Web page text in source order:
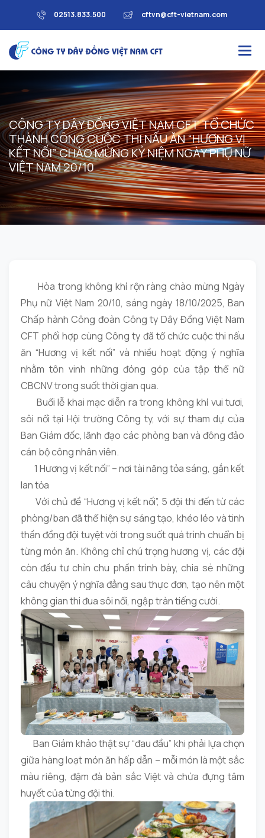
02513.833.500 cftvn@cft-vietnam.com
CÔNGTYDÂYĐỒNGVIỆTNAMCFTTỔCHỨC
THÀNHCÔNGCUỘCTHINẤUĂN“HƯƠNGVỊ
KẾTNỐI”CHÀOMỪNGKỶNIỆMNGÀYPHỤNỮ
VIỆTNAM20/10
Hòa trong không khí rộn ràng chào mừng Ngày
Phụ nữ Việt Nam 20/10, sáng ngày 18/10/2025, Ban
Chấp hành Công đoàn Công ty Dây Đồng Việt Nam
CFT phối hợp cùng Công ty đã tổ chức cuộc thi nấu
ăn “Hương vị kết nối” và nhiều hoạt động ý nghĩa
nhằm tôn vinh những đóng góp của tập thể nữ
CBCNV trong suốt thời gian qua.
Buổi lễ khai mạc diễn ra trong không khí vui tươi,
sôi nổi tại Hội trường Công ty, với sự tham dự của
Ban Giám đốc, lãnh đạo các phòng ban và đông đảo
cán bộ công nhân viên.
1️ Hương vị kết nối” – nơi tài năng tỏa sáng, gắn kết
lan tỏa
Với chủ đề “Hương vị kết nối”, 5 đội thi đến từ các
phòng/ban đã thể hiện sự sáng tạo, khéo léo và tinh
thần đồng đội tuyệt vời trong suốt quá trình chuẩn bị
từng món ăn. Không chỉ chú trọng hương vị, các đội
còn đầu tư chỉn chu phần trình bày, chia sẻ những
câu chuyện ý nghĩa đằng sau thực đơn, tạo nên một
không gian thi đua sôi nổi, ngập tràn tiếng cười.
Ban Giám khảo thật sự “đau đầu” khi phải lựa chọn
giữa hàng loạt món ăn hấp dẫn – mỗi món là một sắc
màu riêng, đậm đà bản sắc Việt và chứa đựng tâm
huyết của từng đội thi.